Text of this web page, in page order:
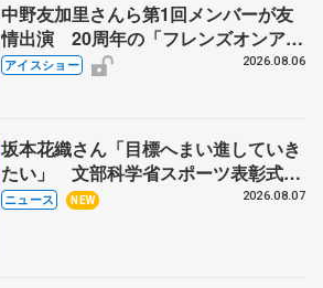
中野友加里さんら第1回メンバーが友
情出演 20周年の「フレンズオンアイ
ス」 宮本賢二さん、有川梨絵さん、
アイスショー 2026.08.06
坂本花織さん「目標へまい進していき
たい」 文部科学省スポーツ表彰式で
代表謝辞
ニュース NEW 2026.08.07